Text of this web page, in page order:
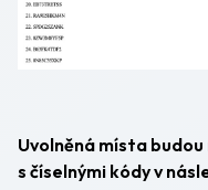
Uvolněná místa
s číselnými kódy v